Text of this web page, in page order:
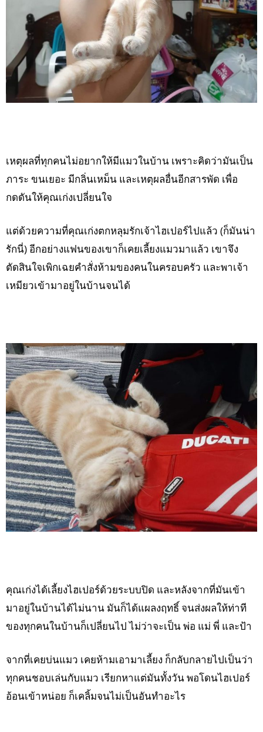
เหตุผลที่ทุกคนไม่อยากให้มีแมวในบ้าน เพราะคิดว่ามันเป็น
ภาระ ขนเยอะ มีกลิ่นเหม็น และเหตุผลอื่นอีกสารพัด เพื่อ
กดดันให้คุณเก่งเปลี่ยนใจ
แต่ด้วยความที่คุณเก่งตกหลุมรักเจ้าไฮเปอร์ไปแล้ว (ก็มันน่า
รักนี่) อีกอย่างแฟนของเขาก็เคยเลี้ยงแมวมาแล้ว เขาจึง
ตัดสินใจเพิกเฉยคำสั่งห้ามของคนในครอบครัว และพาเจ้า
เหมียวเข้ามาอยู่ในบ้านจนได้
คุณเก่งได้เลี้ยงไฮเปอร์ด้วยระบบปิด และหลังจากที่มันเข้า
มาอยู่ในบ้านได้ไม่นาน มันก็ได้แผลงฤทธิ์ จนส่งผลให้ท่าที
ของทุกคนในบ้านก็เปลี่ยนไป ไม่ว่าจะเป็น พ่อ แม่ พี่ และป้า
จากที่เคยบ่นแมว เคยห้ามเอามาเลี้ยง ก็กลับกลายไปเป็นว่า
ทุกคนชอบเล่นกับแมว เรียกหาแต่มันทั้งวัน พอโดนไฮเปอร์
อ้อนเข้าหน่อย ก็เคลิ้มจนไม่เป็นอันทำอะไร